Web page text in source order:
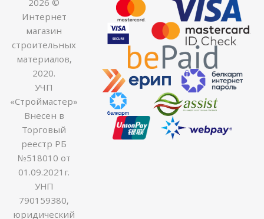
Интернет
магазин
строительных
материалов,
2020.
УЧП
«Строймастер»
Внесен в
Торговый
реестр РБ
№518010 от
01.09.2021г.
УНП
790159380,
юридический